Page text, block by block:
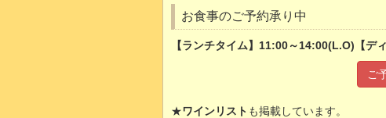
お食事のご予約承り中
【ランチタイム】11:00～14:00(L.O)【
ご
★ワインリスト も掲載しています。